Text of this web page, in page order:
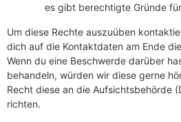
es gibt berechtigte Gründe
Um diese Rechte auszuüben
dich auf die Kontaktdaten am Ende
Wenn du eine Beschwerde darüber
behandeln, würden wir diese gerne
Recht diese an die Aufsichtsbehörde
richten.